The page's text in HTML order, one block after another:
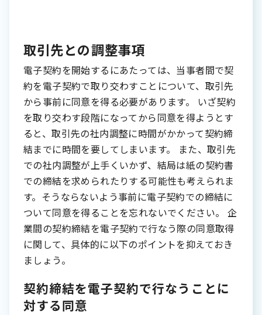
取引先との調整事項
電子契約を開始するにあたっては、当事者間で契
約を電子契約で取り交わすことについて、取引先
から事前に同意を得る必要があります。 いざ契約
を取り交わす段階になってから同意を得ようとす
ると、取引先の社内調整に時間がかかって契約締
結までに時間を要してしまいます。 また、取引先
での社内調整が上手くいかず、結局は紙の契約書
での締結を求められたりする可能性も考えられま
す。そうならないよう事前に電子契約での締結に
ついて同意を得ることを忘れないでください。 企
業間の契約締結を電子契約で行なう際の同意取得
に関して、具体的に以下のポイントを抑えておき
ましょう。
契約締結を電子契約で行なうことに
対する同意